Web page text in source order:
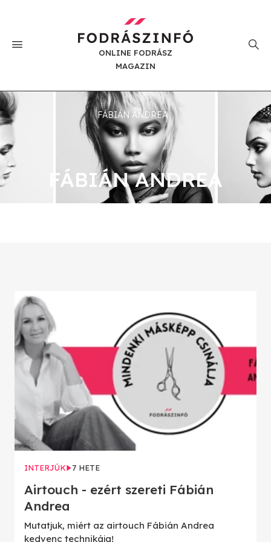
ONLINE FODRÁSZ
MAGAZIN
FÁBIÁN ANDREA
FÁBIÁN ANDREA
INTERJÚK 7 HETE
Airtouch - ezért szereti Fábián
Andrea
Mutatjuk, miért az airtouch Fábián Andrea
kedvenc technikája!